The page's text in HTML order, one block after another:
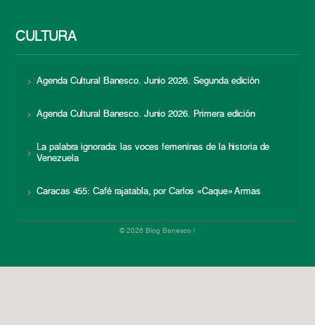
CULTURA
Agenda Cultural Banesco. Junio 2026. Segunda edición
Agenda Cultural Banesco. Junio 2026. Primera edición
La palabra ignorada: las voces femeninas de la historia de
Venezuela
Caracas 455: Café rajatabla, por Carlos «Caque» Armas
© 2026 Blog Banesco |